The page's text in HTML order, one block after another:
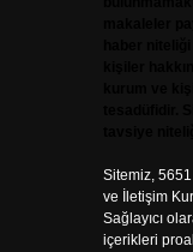
Sitemiz,
ve İletişim
Sağlayıcı
içerikleri